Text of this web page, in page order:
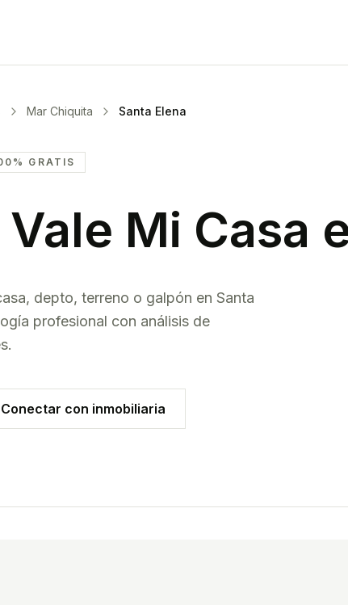
Mar Chiquita Santa Elena
GRATIS
Mi Casa
depto, terreno o galpón en Santa
profesional con análisis de
Conectar con inmobiliaria